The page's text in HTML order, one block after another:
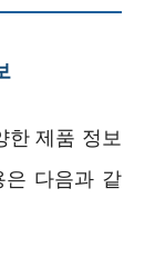
한 제품 정보
은 다음과 같